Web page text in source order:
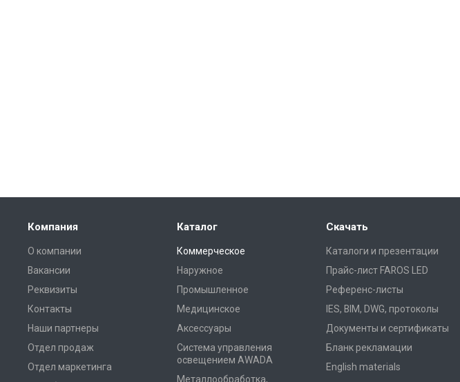
Компания
О компании
Вакансии
Реквизиты
Контакты
Наши партнеры
Отдел продаж
Отдел маркетинга
Каталог
Коммерческое
Наружное
Промышленное
Медицинское
Аксессуары
Система управления
освещением AWADA
Металлообработка,
Скачать
Каталоги и презентации
Прайс-лист FAROS LED
Референс-листы
IES, BIM, DWG, протоколы
Документы и сертификаты
Бланк рекламации
English materials